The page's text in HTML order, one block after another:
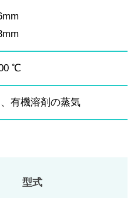
℃
有機溶剤の蒸気
型式